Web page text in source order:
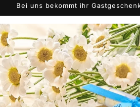
Bei uns bekommt ihr